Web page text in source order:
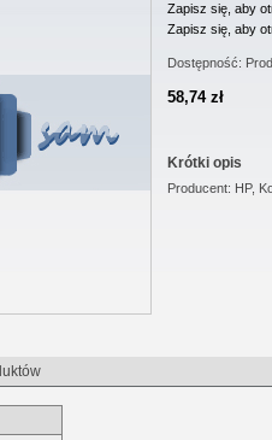
Zapisz się, aby
Zapisz się, aby
Dostępność:
58,74 zł
Krótki opis
Producent: HP,